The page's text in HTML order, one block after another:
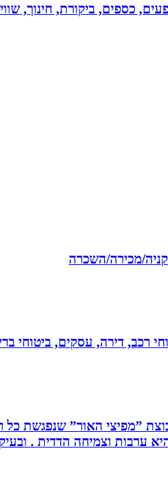
כספים, ביקורת, חינוך,
מכירה/השכרה
דירה, עסקים, ביטוחי
”מפיצי האור” שנפגשת
וצמיחה הדדית .